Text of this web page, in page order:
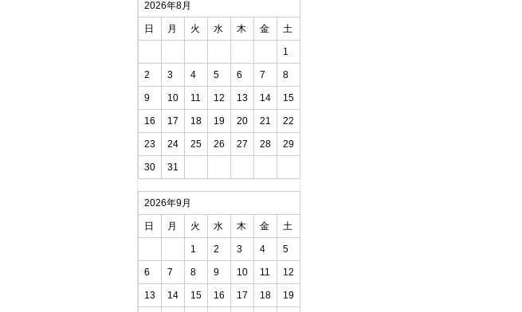
2026年8月
日 月 火 水 木 金 土
1
2 3 4 5 6 7 8
9 10 11 12 13 14 15
16 17 18 19 20 21 22
23 24 25 26 27 28 29
30 31
2026年9月
日 月 火 水 木 金 土
1 2 3 4 5
6 7 8 9 10 11 12
13 14 15 16 17 18 19